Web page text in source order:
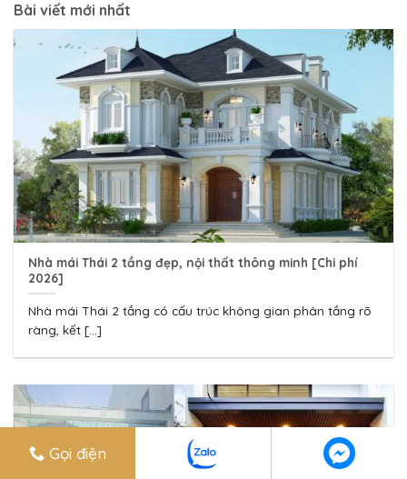
Bài viết mới nhất
Nhà mái Thái 2 tầng đẹp, nội thất thông minh [Chi phí
2026]
Nhà mái Thái 2 tầng có cấu trúc không gian phân tầng rõ
ràng, kết [...]
Gọi điện